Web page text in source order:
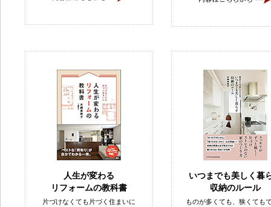
人生が変わる
リフォームの教科書
片づけなくても片づく住まいに
いつまでも美しく暮
収納のルール
ものが多くても、狭くても